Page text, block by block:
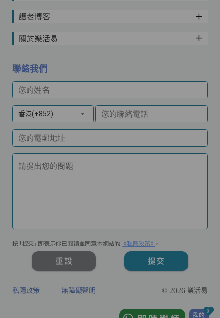
護老博客
關於樂活易
聯絡我們
您的姓名
香港(+852) 您的聯絡電話
您的電郵地址
請提出您的問題
按「提交」即表示你已閱讀並同意本網站的 《私隱政策》 。
重設 提交
私隱政策 無障礙聲明 © 2026 樂活易
我的
0